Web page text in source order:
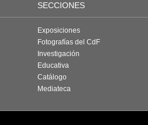
SECCIONES
Exposiciones
Fotografías del CdF
Investigación
Educativa
Catálogo
Mediateca